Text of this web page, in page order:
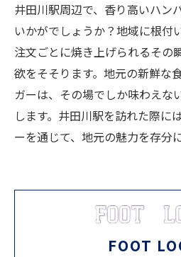
井田川駅周辺で、香り高いハン
いかがでしょうか？地域に根付
注文ごとに焼き上げられるその
欲をそそります。地元の新鮮な
ガーは、その場でしか味わえな
します。井田川駅を訪れた際に
ーを通じて、地元の魅力を存分
FOOT